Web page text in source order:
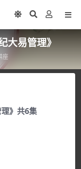
大易管理》
座
》共6集